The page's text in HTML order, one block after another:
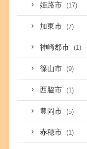
姫路市 (17)
加東市 (7)
神崎郡市 (1)
篠山市 (9)
西脇市 (1)
豊岡市 (5)
赤穂市 (1)